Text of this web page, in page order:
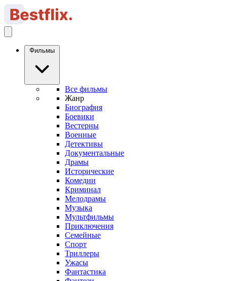
Фильмы
Все фильмы
Жанр
Биография
Боевики
Вестерны
Военные
Детективы
Документальные
Драмы
Исторические
Комедии
Криминал
Мелодрамы
Музыка
Мультфильмы
Приключения
Семейные
Спорт
Триллеры
Ужасы
Фантастика